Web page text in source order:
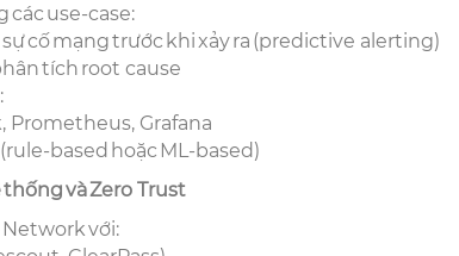
các use-case:
cố mạng trước khi xảy ra (predictive alerting)
tích root cause
Prometheus, Grafana
based hoặc ML-based)
thống và Zero Trust
với: